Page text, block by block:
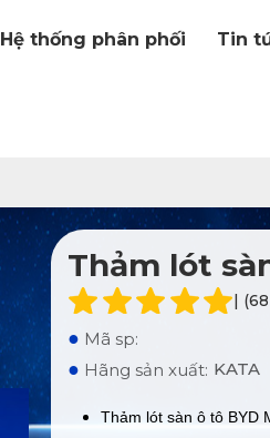
Hệ thống phân phối Tin
Thảm lót
|
● Mã sp:
● Hãng sản xuất: KATA
Thảm lót sàn ô tô BYD